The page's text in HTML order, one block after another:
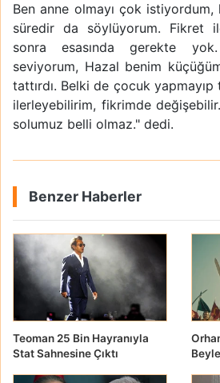
Ben anne olmayı çok
süredir da söylüyorum. Fikret
sonra esasında gerekte
seviyorum, Hazal benim
tattırdı. Belki de çocuk
ilerleyebilirim, fikrimde değişebilir.
solumuz belli olmaz." dedi.
Benzer Haberler
Teoman 25 Bin Hayranıyla
Stat Sahnesine Çıktı